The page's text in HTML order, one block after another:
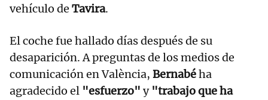
vehículo de Tavira.
El coche fue hallado días después de su
desaparición. A preguntas de los medios de
comunicación en València, Bernabéha
agradecido el "esfuerzo" y "trabajo que ha